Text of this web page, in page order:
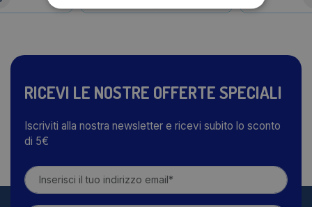
RICEVI LE NOSTRE OFFERTE SPECIALI
Iscriviti alla nostra newsletter e ricevi subito lo sconto
di 5€